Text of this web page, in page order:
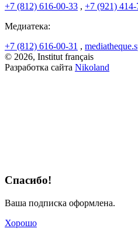
+7 (812) 616-00-33 , +7 (921)
Медиатека:
+7 (812) 616-00-31 ,
© 2026, Institut français
Разработка сайта Nikoland
Спасибо!
Ваша подписка оформлена.
Хорошо